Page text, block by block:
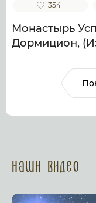
354
Монастырь
Дормицион,
Наши Видео